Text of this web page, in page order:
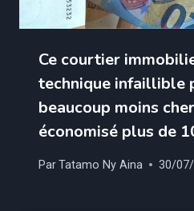
Ce courtier
technique infaillible
beaucoup moins
économisé plus de
ParTatamo Ny Aina 30/